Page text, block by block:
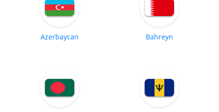
Azerbaycan Bahreyn